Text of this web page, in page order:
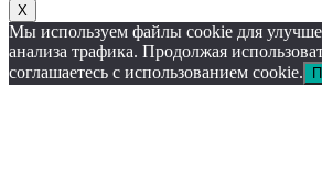
X
Мы используем файлы cookie для
анализа трафика. Продолжая
соглашаетесь с использованием cookie.